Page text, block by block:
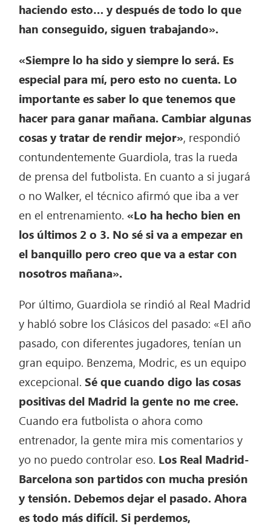
haciendo esto… y después de todo lo que
han conseguido, siguen trabajando».
«Siempre lo ha sido y siempre lo será. Es
especial para mí, pero esto no cuenta. Lo
importante es saber lo que tenemos que
hacer para ganar mañana. Cambiar algunas
cosas y tratar de rendir mejor», respondió
contundentemente Guardiola, tras la rueda
de prensa del futbolista. En cuanto a si jugará
o no Walker, el técnico afirmó que iba a ver
en el entrenamiento. «Lo ha hecho bien en
los últimos 2 o 3. No sé si va a empezar en
el banquillo pero creo que va a estar con
nosotros mañana».
Por último, Guardiola se rindió al Real Madrid
y habló sobre los Clásicos del pasado: «El año
pasado, con diferentes jugadores, tenían un
gran equipo. Benzema, Modric, es un equipo
excepcional. Sé que cuando digo las cosas
positivas del Madrid la gente no me cree.
Cuando era futbolista o ahora como
entrenador, la gente mira mis comentarios y
yo no puedo controlar eso. Los Real Madrid-
Barcelona son partidos con mucha presión
y tensión. Debemos dejar el pasado. Ahora
es todo más difícil. Si perdemos,